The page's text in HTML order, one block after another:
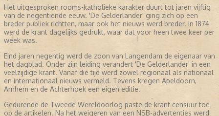
Het uitgesproken rooms-katholieke karakter duurt tot jaren vijftig
van de negentiende eeuw. 'De Gelderlander' ging zich op een
breder publiek richtten, maar ook het nieuws werd breder. In 1874
werd de krant dagelijks gedrukt, waar dat voor heen twee keer per
week was.
Eind jaren negentig werd de zoon van Langendam de eigenaar van
het dagblad. Onder zijn leiding verandert 'De Gelderlander' in een
veelzijdige krant. Vanaf die tijd werd zowel regionaal als nationaal
en internationaal nieuws vermeld. Tevens kregen Apeldoorn,
Arnhem en de Achterhoek een eigen editie.
Gedurende de Tweede Wereldoorlog paste de krant censuur toe
op de artikelen. Na het weigeren van een NSB-advertenties werd